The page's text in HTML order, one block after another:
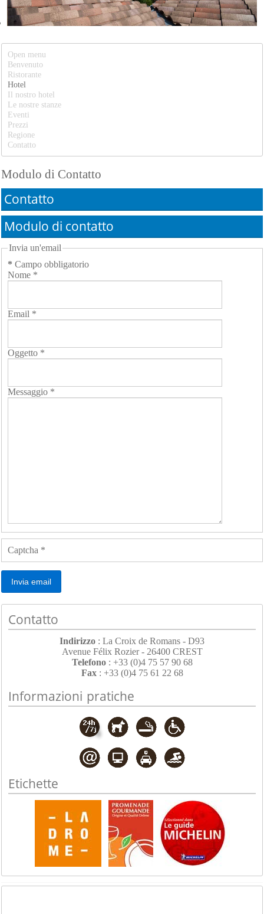
Open menu
Benvenuto
Ristorante
Hotel
Il nostro hotel
Le nostre stanze
Eventi
Prezzi
Regione
Contatto
Modulo di Contatto
Contatto
Modulo di contatto
Invia un'email
* Campo obbligatorio
Nome *
Email *
Oggetto *
Messaggio *
Captcha *
Invia email
Contatto
Indirizzo : La Croix de Romans - D93
Avenue Félix Rozier - 26400 CREST
Telefono: +33 (0)4 75 57 90 68
Fax: +33 (0)4 75 61 22 68
Informazioni pratiche
Etichette